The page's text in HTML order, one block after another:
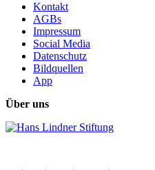
Kontakt
AGBs
Impressum
Social Media
Datenschutz
Bildquellen
App
Über uns